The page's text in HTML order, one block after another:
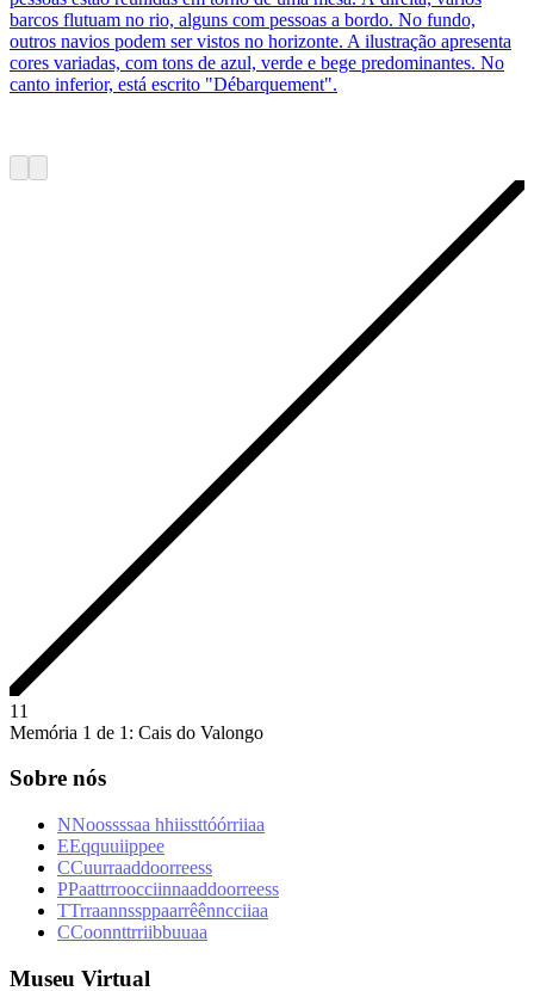
barcos flutuam no rio, alguns com pessoas a bordo. No fundo,
outros navios podem ser vistos no horizonte. A ilustração apresenta
cores variadas, com tons de azul, verde e bege predominantes. No
canto inferior, está escrito "Débarquement".
1 1
Memória 1 de 1: Cais do Valongo
Sobre nós
NNoossssaa hhiissttóórriiaa
EEqquuiippee
CCuurraaddoorreess
PPaattrroocciinnaaddoorreess
TTrraannssppaarrêênncciiaa
CCoonnttrriibbuuaa
Museu Virtual